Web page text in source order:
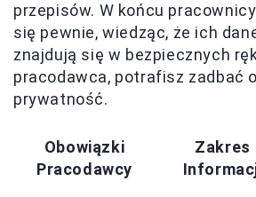
przepisów. W końcu
się pewnie, wiedząc, że ich
znajdują się w bezpiecznych
pracodawca, potrafisz zadbać
prywatność.
Obowiązki
Pracodawcy
Zakres